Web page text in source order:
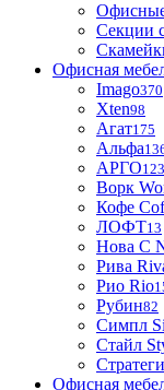
Офисные
Секции
Офисная
Imago370
Xten98
Агат175
Альфа
АРГО123
Ворк
Кофе
ЛОФТ13
Нова С
Рива
Рио Rio
Рубин82
Симпл
Стайл
Офисная